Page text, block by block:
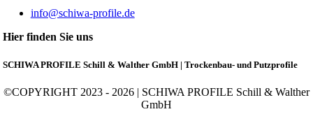
info@schiwa-profile.de
Hier finden Sie uns
SCHIWA PROFILE Schill & Walther GmbH | Trockenbau- und Putzprofile
©COPYRIGHT 2023 - 2026 | SCHIWA PROFILE Schill & Walther
GmbH